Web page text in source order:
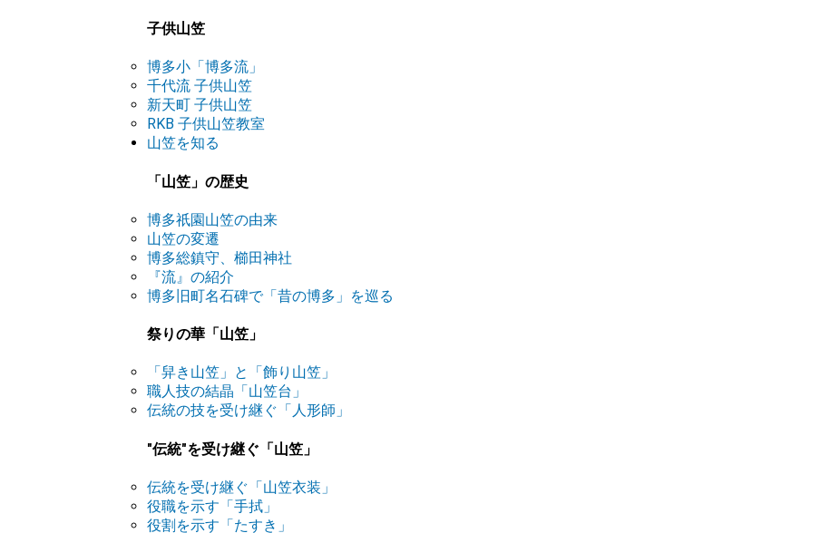
子供山笠
博多小「博多流」
千代流 子供山笠
新天町 子供山笠
RKB 子供山笠教室
山笠を知る
「山笠」の歴史
博多祇園山笠の由来
山笠の変遷
博多総鎮守、櫛田神社
『流』の紹介
博多旧町名石碑で「昔の博多」を巡る
祭りの華「山笠」
「舁き山笠」と「飾り山笠」
職人技の結晶「山笠台」
伝統の技を受け継ぐ「人形師」
"伝統"を受け継ぐ「山笠」
伝統を受け継ぐ「山笠衣装」
役職を示す「手拭」
役割を示す「たすき」